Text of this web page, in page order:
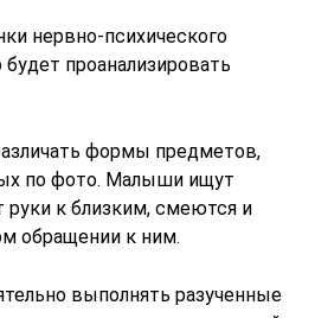
нервно-психического
проанализировать
формы предметов,
по фото. Малыши ищут
руки к близким, смеются и
обращении к ним.
выполнять разученные